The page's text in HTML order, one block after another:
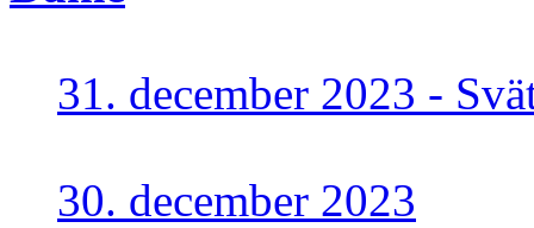
31. december 2023 -
30. december 2023